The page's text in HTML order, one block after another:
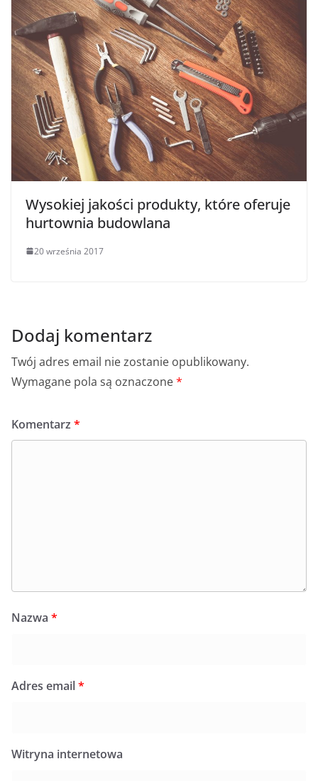
Wysokiej jakości produkty, które oferuje
hurtownia budowlana
20 września 2017
Dodaj komentarz
Twój adres email nie zostanie opublikowany.
Wymagane pola są oznaczone*
Komentarz *
Nazwa *
Adres email*
Witryna internetowa